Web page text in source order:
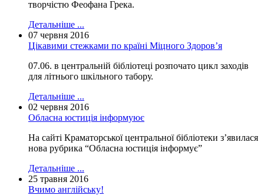
творчістю Феофана Грека.
Детальніше ...
07 червня 2016
Цікавими стежками по країні Міцного Здоров’я
07.06. в центральній бібліотеці розпочато цикл заходів
для літнього шкільного табору.
Детальніше ...
02 червня 2016
Обласна юстиція інформуює
На сайті Краматорської центральної бібліотеки з’явилася
нова рубрика “Обласна юстиція інформує”
Детальніше ...
25 травня 2016
Вчимо англійську!